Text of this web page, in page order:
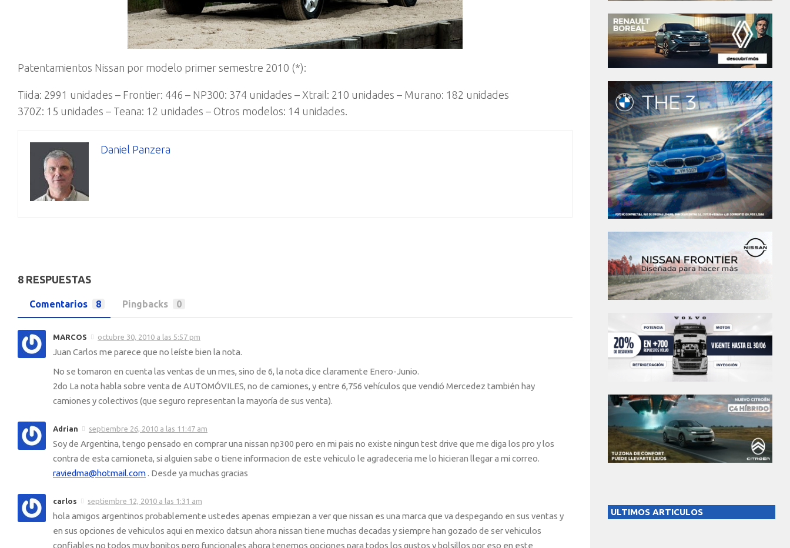
Patentamientos Nissan por modelo primer semestre 2010 (*):
Tiida: 2991 unidades – Frontier: 446 – NP300: 374 unidades – Xtrail: 210 unidades – Murano: 182 unidades
370Z: 15 unidades – Teana: 12 unidades – Otros modelos: 14 unidades.
Daniel Panzera
8 RESPUESTAS
Comentarios 8 Pingbacks 0
MARCOS octubre 30, 2010 a las 5:57 pm
Juan Carlos me parece que no leíste bien la nota.
No se tomaron en cuenta las ventas de un mes, sino de 6, la nota dice claramente Enero-Junio.
2do La nota habla sobre venta de AUTOMÓVILES, no de camiones, y entre 6,756 vehículos que vendió Mercedez también hay
camiones y colectivos (que seguro representan la mayoría de sus venta).
Adrian septiembre 26, 2010 a las 11:47 am
Soy de Argentina, tengo pensado en comprar una nissan np300 pero en mi pais no existe ningun test drive que me diga los pro y los
contra de esta camioneta, si alguien sabe o tiene informacion de este vehiculo le agradeceria me lo hicieran llegar a mi correo.
raviedma@hotmail.com . Desde ya muchas gracias
carlos septiembre 12, 2010 a las 1:31 am
hola amigos argentinos probablemente ustedes apenas empiezan a ver que nissan es una marca que va despegando en sus ventas y
en sus opciones de vehiculos aqui en mexico datsun ahora nissan tiene muchas decadas y siempre han gozado de ser vehiculos
confiables no todos muy bonitos pero funcionales ahora tenemos opciones para todos los gustos y bolsillos por eso en este
ULTIMOS ARTICULOS